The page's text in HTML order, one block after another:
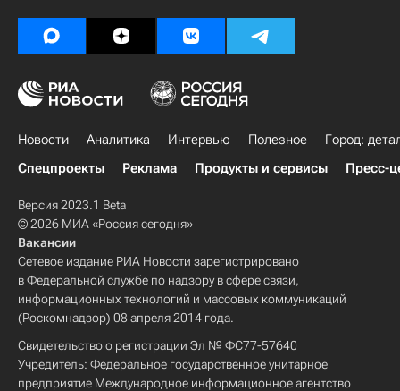
Новости Аналитика Интервью Полезное
Город:
Спецпроекты
Реклама Продукты и сервисы Пресс-
Версия 2023.1 Beta
© 2026 МИА «Россия сегодня»
Вакансии
Сетевое издание РИА Новости зарегистрировано
в Федеральной службе по надзору в сфере связи,
информационных технологий и массовых коммуникаций
(Роскомнадзор) 08 апреля 2014 года.
Свидетельство о регистрации Эл № ФС77-57640
Учредитель: Федеральное государственное унитарное
предприятие Международное информационное агентство